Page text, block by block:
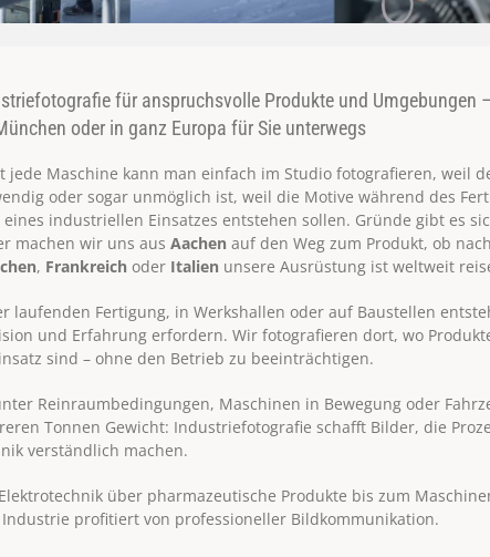
für anspruchsvolle Produkte und Umgebungen
oder in ganz Europa für Sie unterwegs
jede Maschine kann man einfach im Studio fotografieren, weil
oder sogar unmöglich ist, weil die Motive während des
eines industriellen Einsatzes entstehen sollen. Gründe gibt es
machen wir uns ausAachenauf den Weg zum Produkt, ob nach
, Frankreich oder Italien unsere Ausrüstung ist weltweit
laufenden Fertigung, in Werkshallen oder auf Baustellen
und Erfahrung erfordern. Wir fotografieren dort, wo
sind – ohne den Betrieb zu beeinträchtigen.
Reinraumbedingungen, Maschinen in Bewegung oder
Tonnen Gewicht: Industriefotografie schafft Bilder, die
verständlich machen.
über pharmazeutische Produkte bis zum
profitiert von professioneller Bildkommunikation.